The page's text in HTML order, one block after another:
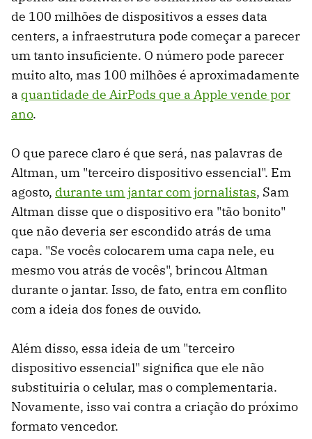
de 100 milhões de dispositivos a esses data
centers, a infraestrutura pode começar a parecer
um tanto insuficiente. O número pode parecer
muito alto, mas 100 milhões é aproximadamente
a quantidade de AirPods que a Apple vende por
ano.
O que parece claro é que será, nas palavras de
Altman, um "terceiro dispositivo essencial". Em
agosto, durante um jantar com jornalistas, Sam
Altman disse que o dispositivo era "tão bonito"
que não deveria ser escondido atrás de uma
capa. "Se vocês colocarem uma capa nele, eu
mesmo vou atrás de vocês", brincou Altman
durante o jantar. Isso, de fato, entra em conflito
com a ideia dos fones de ouvido.
Além disso, essa ideia de um "terceiro
dispositivo essencial" significa que ele não
substituiria o celular, mas o complementaria.
Novamente, isso vai contra a criação do próximo
formato vencedor.